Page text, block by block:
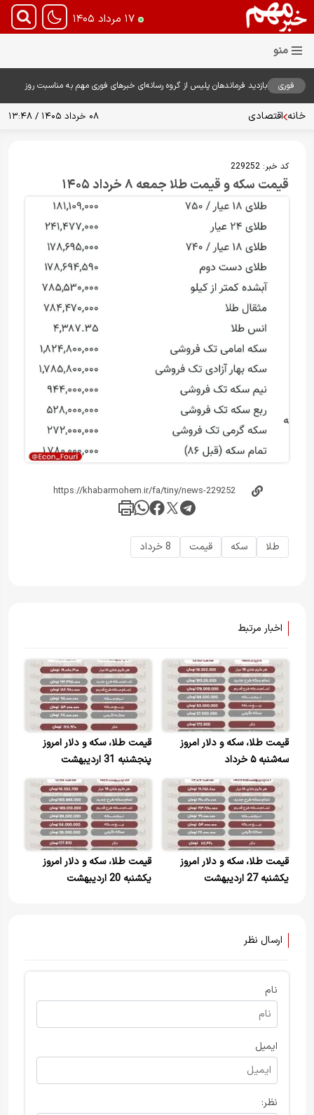
۱۷ مرداد ۱۴۰۵
فوری
بازدید فرماندهان پلیس از گروه رسانه‌ای خبرهای فوری مهم به مناسبت روز
خانه اقتصادی ۰۸ خرداد ۱۴۰۵ / ۱۳:۴۸
کد خبر: 229252
قیمت سکه و قیمت طلا جمعه ۸ خرداد ۱۴۰۵
طلا سکه قیمت 8 خرداد
اخبار مرتبط
قیمت طلا، سکه و دلار امروز
سه‌شنبه ۵ خرداد
قیمت طلا، سکه و دلار امروز
پنجشنبه 31 اردیبهشت
قیمت طلا، سکه و دلار امروز
یکشنبه 27 اردیبهشت
قیمت طلا، سکه و دلار امروز
یکشنبه 20 اردیبهشت
ارسال نظر
نام
ایمیل
نظر: